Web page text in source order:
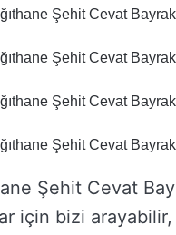
Şehit Cevat
Şehit Cevat
Şehit Cevat
Şehit Cevat
Şehit Cevat
için bizi